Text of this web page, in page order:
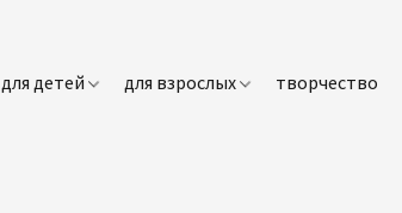
для детей для взрослых творчество